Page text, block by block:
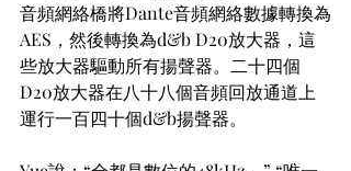
音頻網絡橋將Dante音頻網絡數據轉換為
AES，然後轉換為d&b D20放大器，這
些放大器驅動所有揚聲器。二十四個
D20放大器在八十八個音頻回放通道上
運行一百四十個d&b揚聲器。